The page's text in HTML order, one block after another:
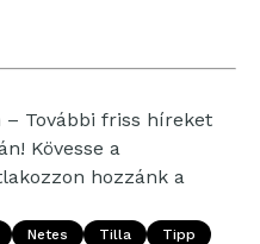
További friss híreket
Kövesse a
hozzánk a
Netes Tilla Tipp